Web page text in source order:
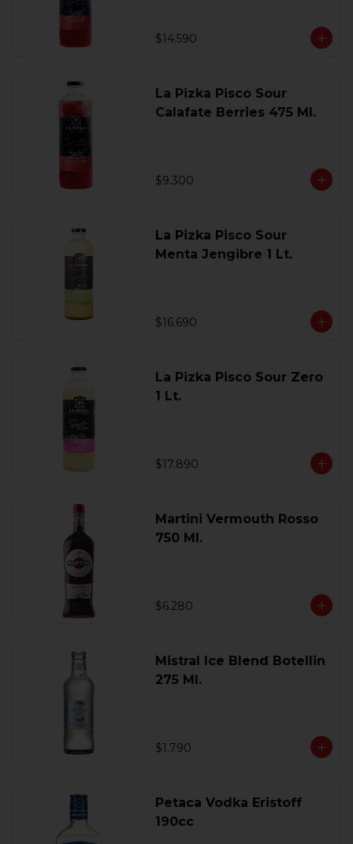
$14.590
La Pizka Pisco Sour
Calafate Berries 475 Ml.
$9.300
La Pizka Pisco Sour
Menta Jengibre 1 Lt.
$16.690
La Pizka Pisco Sour Zero
1 Lt.
$17.890
Martini Vermouth Rosso
750 Ml.
$6.280
Mistral Ice Blend Botellin
275 Ml.
$1.790
Petaca Vodka Eristoff
190cc